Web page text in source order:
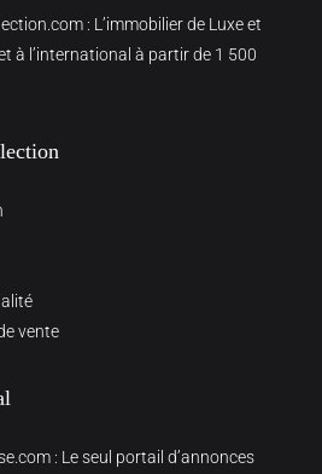
: L’immobilier de Luxe et
à l’international à partir de 1 500
vente
: Le seul portail d’annonces